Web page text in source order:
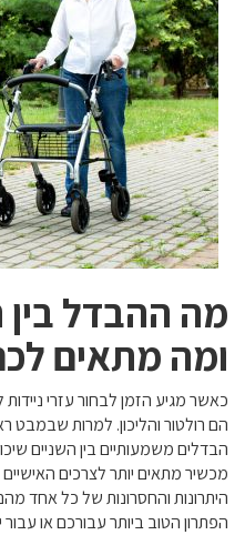
מה ההבדל בין
ומה מתאים
כאשר מגיע הזמן לבחור עזרי
הם רולטור והליכון. למרות שבמבט
הבדלים משמעותיים בין השניים
מכשיר מתאים יותר לצרכים
היתרונות והחסרונות של כל אחד
הפתרון הטוב ביותר עבורכם או עבור